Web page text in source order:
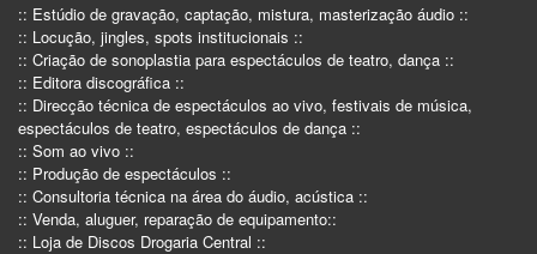
:: Estúdio de gravação, captação, mistura, masterização áudio ::
:: Locução, jingles, spots institucionais ::
:: Criação de sonoplastia para espectáculos de teatro, dança ::
:: Editora discográfica ::
:: Direcção técnica de espectáculos ao vivo, festivais de música,
espectáculos de teatro, espectáculos de dança ::
:: Som ao vivo ::
:: Produção de espectáculos ::
:: Consultoria técnica na área do áudio, acústica ::
:: Venda, aluguer, reparação de equipamento::
:: Loja de Discos Drogaria Central ::